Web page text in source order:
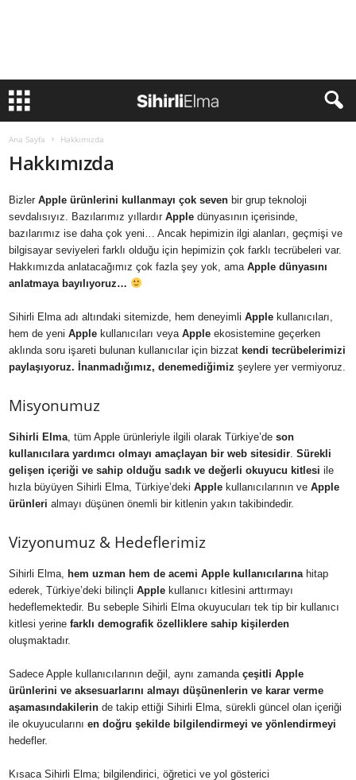
Ana Sayfa Hakkımızda
Hakkımızda
Bizler Apple ürünlerini kullanmayı çok seven bir grup teknoloji
sevdalısıyız. Bazılarımız yıllardır Apple dünyasının içerisinde,
bazılarımız ise daha çok yeni… Ancak hepimizin ilgi alanları, geçmişi ve
bilgisayar seviyeleri farklı olduğu için hepimizin çok farklı tecrübeleri var.
Hakkımızda anlatacağımız çok fazla şey yok, ama Apple dünyasını
anlatmaya bayılıyoruz…
Sihirli Elma adı altındaki sitemizde, hem deneyimli Apple kullanıcıları,
hem de yeni Apple kullanıcıları veya Apple ekosistemine geçerken
aklında soru işareti bulunan kullanıcılar için bizzat kendi tecrübelerimizi
paylaşıyoruz. İnanmadığımız, denemediğimiz şeylere yer vermiyoruz.
Misyonumuz
Sihirli Elma, tüm Apple ürünleriyle ilgili olarak Türkiye’de son
kullanıcılara yardımcı olmayı amaçlayan bir web sitesidir. Sürekli
gelişen içeriği ve sahip olduğu sadık ve değerli okuyucu kitlesi ile
hızla büyüyen Sihirli Elma, Türkiye’deki Apple kullanıcılarının ve Apple
ürünleri almayı düşünen önemli bir kitlenin yakın takibindedir.
Vizyonumuz & Hedeflerimiz
Sihirli Elma, hem uzman hem de acemi Apple kullanıcılarınahitap
ederek, Türkiye’deki bilinçli Apple kullanıcı kitlesini arttırmayı
hedeflemektedir. Bu sebeple Sihirli Elma okuyucuları tek tip bir kullanıcı
kitlesi yerine farklı demografik özelliklere sahip kişilerden
oluşmaktadır.
Sadece Apple kullanıcılarının değil, aynı zamandaçeşitli Apple
ürünlerini ve aksesuarlarını almayı düşünenlerin ve karar verme
aşamasındakilerin de takip ettiği Sihirli Elma, sürekli güncel olan içeriği
ile okuyucularını en doğru şekilde bilgilendirmeyi ve yönlendirmeyi
hedefler.
Kısaca Sihirli Elma; bilgilendirici, öğretici ve yol gösterici